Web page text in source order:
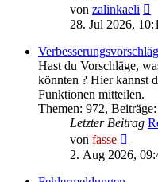
von zalinkaeli
28. Jul 2026,
Hast du Vorschläge,
könnten ? Hier kannst
Funktionen mitteilen.
Themen: 972, Beiträge:
Letzter Beitrag
von fasse
2. Aug 2026,